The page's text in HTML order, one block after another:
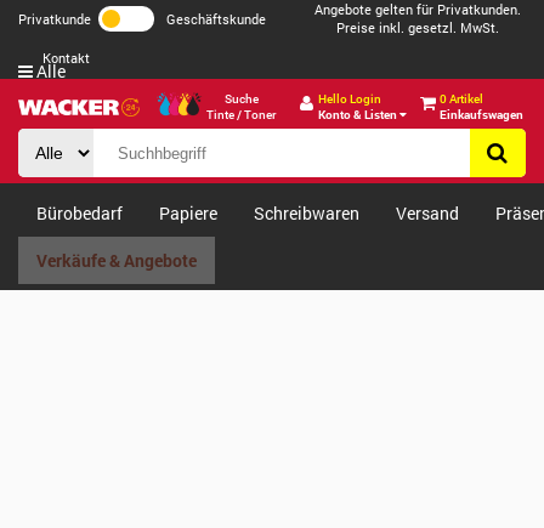
Privatkunde Geschäftskunde
Angebote gelten für Privatkunden.
Preise inkl. gesetzl. MwSt.
Kontakt
Suche
Tinte / Toner
Hello Login
Konto & Listen
0 Artikel
Einkaufswagen
Alle
Bürobedarf Papiere Schreibwaren Versand
Verkäufe & Angebote